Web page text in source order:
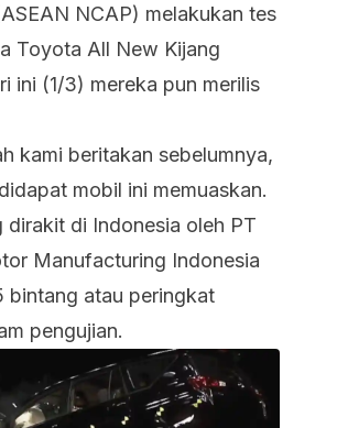
NCAP) melakukan tes
Toyota All New Kijang
ini (1/3) mereka pun merilis
kami beritakan sebelumnya,
mobil ini memuaskan.
dirakit di Indonesia oleh PT
Manufacturing Indonesia
bintang atau peringkat
pengujian.